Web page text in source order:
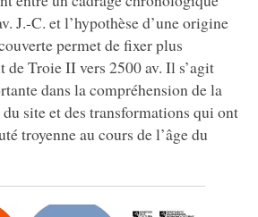
J.-C. et l’hypothèse d’une origine
permet de fixer plus
de Troie II vers 2500 av. Il s’agit
dans la compréhension de la
site et des transformations qui ont
troyenne au cours de l’âge du